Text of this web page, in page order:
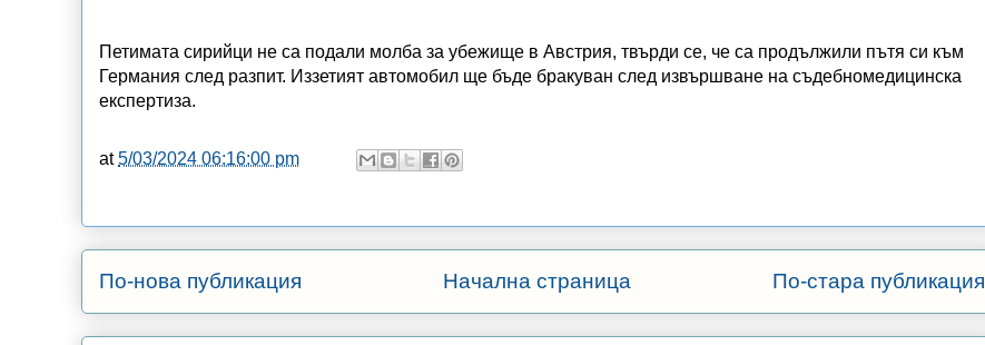
Петимата сирийци не са подали молба за убежище в Австрия, твърди се, че са продължили пътя си към
Германия след разпит. Иззетият автомобил ще бъде бракуван след извършване на съдебномедицинска
експертиза.
at5/03/2024 06:16:00 pm
По-нова публикация По-стара публикация
Начална страница